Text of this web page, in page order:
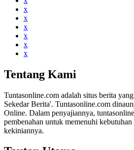
x
x
x
x
x
x
Tentang Kami
Tuntasonline.com adalah situs berita
Sekedar Berita'. Tuntasonline.com
Online. Dalam penyajiannya,
pembenahan untuk memenuhi kebutuhan
kekiniannya.